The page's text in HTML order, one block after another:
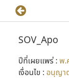
SOV_Apo
ปีที่เผยแพร่ : พ.
เงื่อนไข : อนุญา